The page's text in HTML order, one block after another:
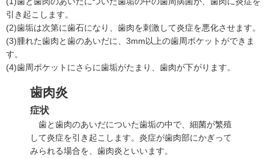
引き起こします。
(2)歯垢は次第に歯石になり、歯肉を刺激して炎症を悪化させます。
(3)腫れた歯肉と歯のあいだに、3mm以上の歯周ポケットができま
す。
(4)歯周ポケットにさらに歯垢がたまり、歯肉が下がります。
歯肉炎
症状
歯と歯肉のあいだについた歯垢の中で、細菌が繁殖
して炎症を引き起こします。炎症が歯肉部にかぎって
みられる場合を、歯肉炎といいます。